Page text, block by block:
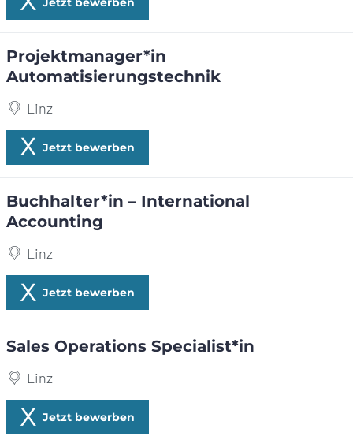
Projektmanager*in
Automatisierungstechnik
Linz
Jetzt bewerben
Buchhalter*in – International
Accounting
Linz
Jetzt bewerben
Sales Operations Specialist*in
Linz
Jetzt bewerben